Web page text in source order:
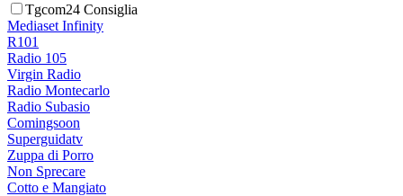
Tgcom24 Consiglia
Mediaset Infinity
R101
Radio 105
Virgin Radio
Radio Montecarlo
Radio Subasio
Comingsoon
Superguidatv
Zuppa di Porro
Non Sprecare
Cotto e Mangiato